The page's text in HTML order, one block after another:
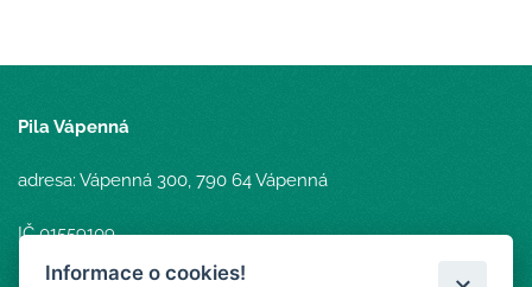
Pila Vápenná
adresa: Vápenná 300, 790 64 Vápenná
IČ 01559109
DIČ CZ01559109
Informace o cookies!